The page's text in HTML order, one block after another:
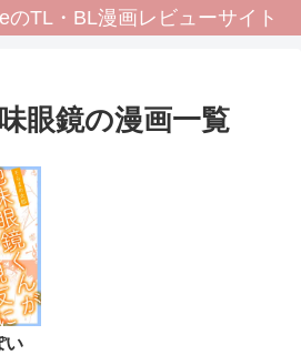
のTL・BL漫画レビューサイト
眼鏡の漫画一覧
い